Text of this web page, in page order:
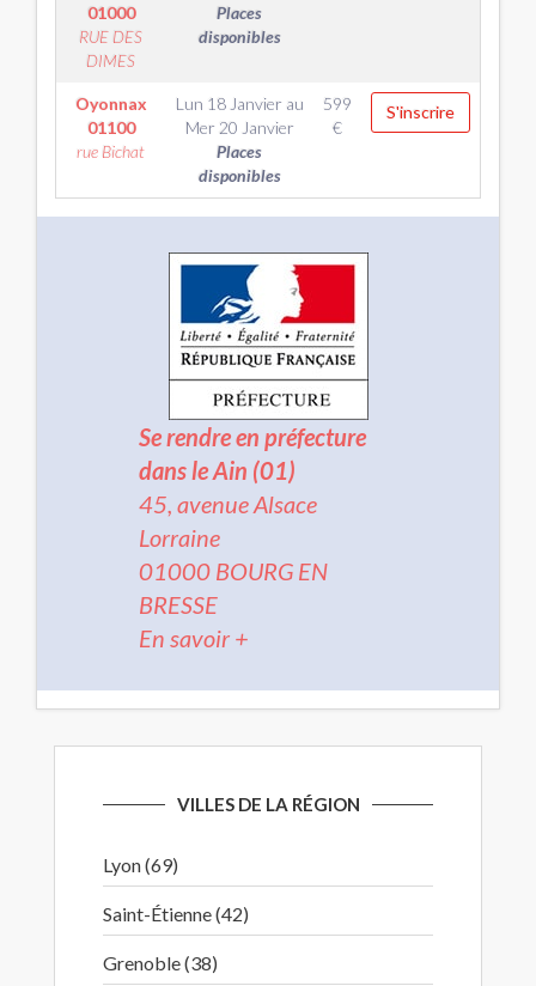
01000
RUE DES
DIMES
Places
disponibles
Oyonnax
01100
rue Bichat
Lun 18 Janvier au
Mer 20 Janvier
Places
disponibles
599
€
S'inscrire
Se rendre en préfecture
dans le Ain (01)
45, avenue Alsace
Lorraine
01000 BOURG EN
BRESSE
En savoir +
VILLES DE LA RÉGION
Lyon (69)
Saint-Étienne (42)
Grenoble (38)